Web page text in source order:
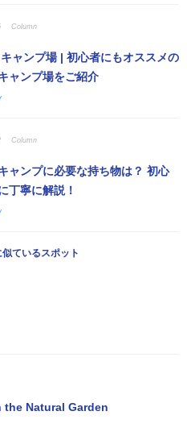
Column
ャンプ場 | 初心者にもオススメの
ャンプ場をご紹介
Column
ャンプに必要な持ち物は？ 初心
丁寧に解説！
ているスポット
the Natural Garden